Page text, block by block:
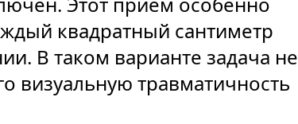
квадратный сантиметр
В таком варианте задача не
визуальную травматичность